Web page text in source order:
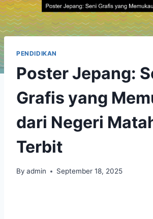
PENDIDIKAN
Poster Jepang:
Grafis yang
dari Negeri
Terbit
By admin September 18, 2025